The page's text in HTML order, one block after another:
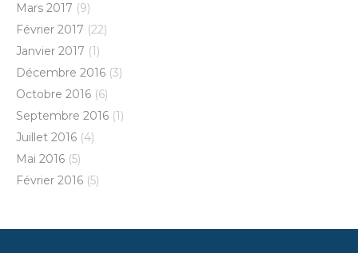
Mars 2017 (9)
Février 2017 (22)
Janvier 2017 (1)
Décembre 2016 (3)
Octobre 2016 (6)
Septembre 2016 (1)
Juillet 2016 (4)
Mai 2016 (5)
Février 2016 (5)